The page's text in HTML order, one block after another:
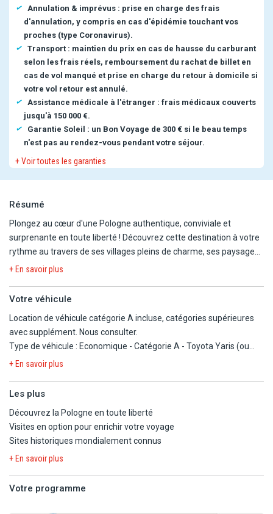
Annulation & imprévus : prise en charge des frais
d'annulation, y compris en cas d'épidémie touchant vos
proches (type Coronavirus).
Transport : maintien du prix en cas de hausse du carburant
selon les frais réels, remboursement du rachat de billet en
cas de vol manqué et prise en charge du retour à domicile si
votre vol retour est annulé.
Assistance médicale à l'étranger : frais médicaux couverts
jusqu'à 150 000 €.
Garantie Soleil : un Bon Voyage de 300 € si le beau temps
n'est pas au rendez-vous pendant votre séjour.
+ Voir toutes les garanties
Résumé
Plongez au cœur d'une Pologne authentique, conviviale et
surprenante en toute liberté ! Découvrez cette destination à votre
rythme au travers de ses villages pleins de charme, ses paysages
paisibles et ses villes chargées d'histoire. Architecture
culturel foisonnant : la Pologne révèle une mosaïque
+ En savoir plus
Votre véhicule
Location de véhicule catégorie A incluse, catégories supérieures
avec supplément. Nous consulter.
Type de véhicule : Economique - Catégorie A - Toyota Yaris (ou
similaire), (5 personnes max, 5 portes)
Avec supplément :
similaire), (5 personnes max, 5 portes).
- Type de véhicule : Intermédiaire - Catégorie C - Opel Insignia (ou
similaire), (5 personnes max, 5 portes).
- Type de véhicule : Premium - Catégorie D - Kia Ceed Sportwagon
- Type de véhicule : SUV - Catégorie M - Nissan Qashqai (ou
+ En savoir plus
Les plus
Découvrez la Pologne en toute liberté
Visites en option pour enrichir votre voyage
Sites historiques mondialement connus
+ En savoir plus
Votre programme